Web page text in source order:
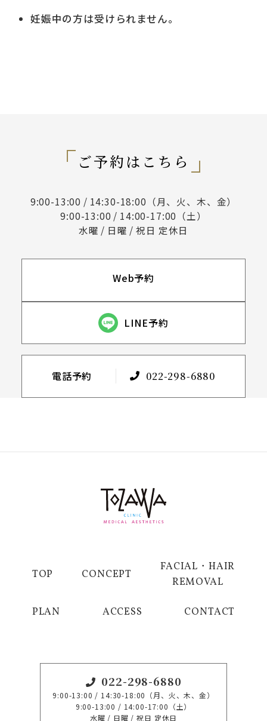
妊娠中の方は受けられません。
ご予約はこちら
9:00-13:00 / 14:30-18:00（月、火、木、金）
9:00-13:00 / 14:00-17:00（土）
水曜 / 日曜 / 祝日 定休日
Web予約
LINE予約
電話予約 022-298-6880
TOP CONCEPT
FACIAL・HAIR
REMOVAL
PLAN ACCESS CONTACT
022-298-6880
9:00-13:00 / 14:30-18:00（月、火、木、金）
9:00-13:00 / 14:00-17:00（土）
水曜 / 日曜 / 祝日 定休日